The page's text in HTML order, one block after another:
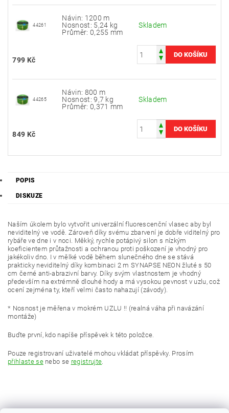
44261
Návin: 1200 m
Nosnost: 5,24 kg
Průměr: 0,255 mm
Skladem
799 Kč
44265
Návin: 800 m
Nosnost: 9,7 kg
Průměr: 0,371 mm
Skladem
849 Kč
POPIS
DISKUZE
Naším úkolem bylo vytvořit univerzální fluorescenční vlasec aby byl
neviditelný ve vodě. Zároveň díky svému zbarvení je dobře viditelný pro
rybáře ve dne i v noci. Měkký, rychle potápivý silon s nízkým
koeficientem průtažnosti a ochranou proti poškození je vhodný pro
jakékoliv dno. I v mělké vodě během slunečného dne se stává
prakticky neviditelný díky kombinaci 2 m SYNAPSE NEON žluté s 50
cm černé anti-abrazivní barvy. Díky svým vlastnostem je vhodný
především na extrémně dlouhé hody a má vysokou pevnost v uzlu, což
ocení zejména ty, kteří velmi často nahazují (závody).
* Nosnost je měřena v mokrém UZLU !! (realná váha při navázání
montáže)
Buďte první, kdo napíše příspěvek k této položce.
Pouze registrovaní uživatelé mohou vkládat příspěvky. Prosím
přihlaste senebo se registrujte.